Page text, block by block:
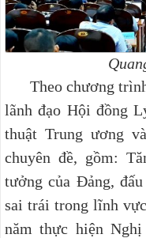
Theo chương trình
lãnh đạo Hội đồng
thuật Trung ương
chuyên đề, gồm:
tưởng của Đảng,
sai trái trong lĩnh
năm thực hiện